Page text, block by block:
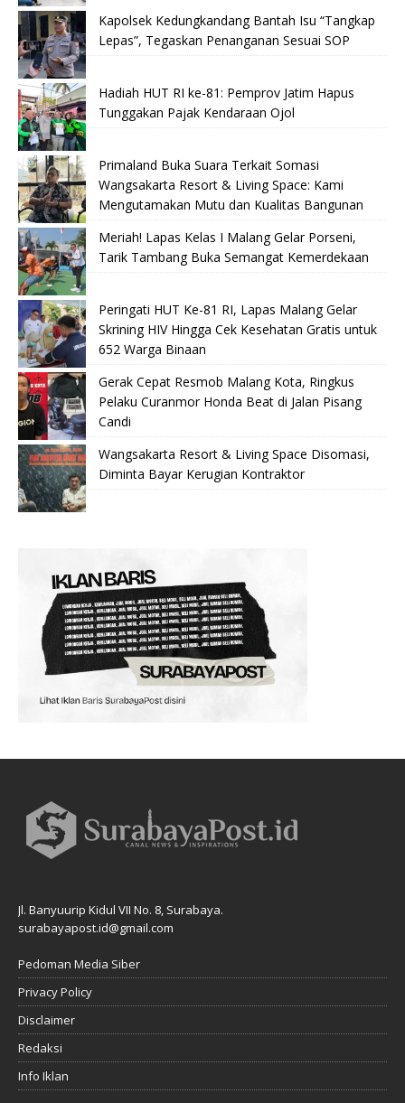
Kapolsek Kedungkandang Bantah Isu “Tangkap
Lepas”, Tegaskan Penanganan Sesuai SOP
Hadiah HUT RI ke-81: Pemprov Jatim Hapus
Tunggakan Pajak Kendaraan Ojol
Primaland Buka Suara Terkait Somasi
Wangsakarta Resort & Living Space: Kami
Mengutamakan Mutu dan Kualitas Bangunan
Meriah! Lapas Kelas I Malang Gelar Porseni,
Tarik Tambang Buka Semangat Kemerdekaan
Peringati HUT Ke-81 RI, Lapas Malang Gelar
Skrining HIV Hingga Cek Kesehatan Gratis untuk
652 Warga Binaan
Gerak Cepat Resmob Malang Kota, Ringkus
Pelaku Curanmor Honda Beat di Jalan Pisang
Candi
Wangsakarta Resort & Living Space Disomasi,
Diminta Bayar Kerugian Kontraktor
Jl. Banyuurip Kidul VII No. 8, Surabaya.
surabayapost.id@gmail.com
Pedoman Media Siber
Privacy Policy
Disclaimer
Redaksi
Info Iklan